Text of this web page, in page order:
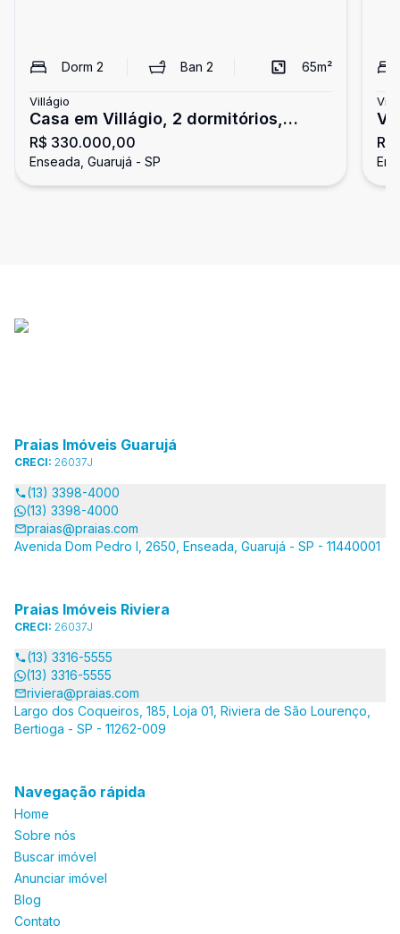
Dorm 2 Ban2 65m²
Villágio
Casa em Villágio, 2 dormitórios,
Enseada, Guarujá
R$ 330.000,00
Enseada, Guarujá - SP
Praias Imóveis Guarujá
CRECI: 26037J
(13) 3398-4000
(13) 3398-4000
praias@praias.com
Avenida Dom Pedro I, 2650, Enseada, Guarujá - SP - 11440001
Praias Imóveis Riviera
CRECI: 26037J
(13) 3316-5555
(13) 3316-5555
riviera@praias.com
Largo dos Coqueiros, 185, Loja 01, Riviera de São Lourenço,
Bertioga - SP - 11262-009
Navegação rápida
Home
Sobre nós
Buscar imóvel
Anunciar imóvel
Blog
Contato